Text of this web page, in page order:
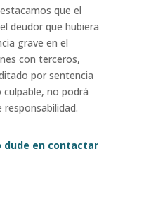
que el
deudor que hubiera
grave en el
con terceros,
por sentencia
no podrá
dude en contactar